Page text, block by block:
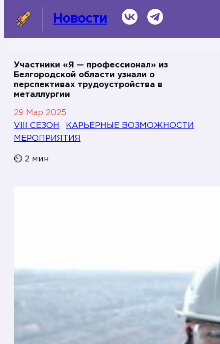
Новости ВКонтактеTelegram
СМИ о нас
Информационная справка
Участники «Я — профессионал» из
Белгородской области узнали о
перспективах трудоустройства в
металлургии
29 Мар 2025
VIII СЕЗОН
КАРЬЕРНЫЕ ВОЗМОЖНОСТИ
МЕРОПРИЯТИЯ
⏲ 2 мин